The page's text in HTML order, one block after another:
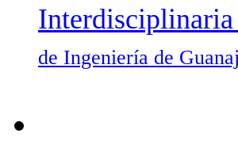
de Ingeniería de